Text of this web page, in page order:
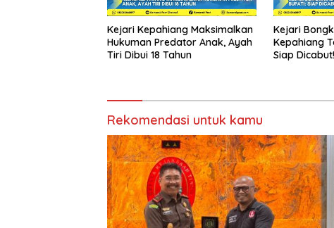
Kejari Kepahiang Maksimalkan
Hukuman Predator Anak, Ayah
Tiri Dibui 18 Tahun
Kejari
Kepahiang
Siap Dicabut!
Rekomendasi untuk kamu